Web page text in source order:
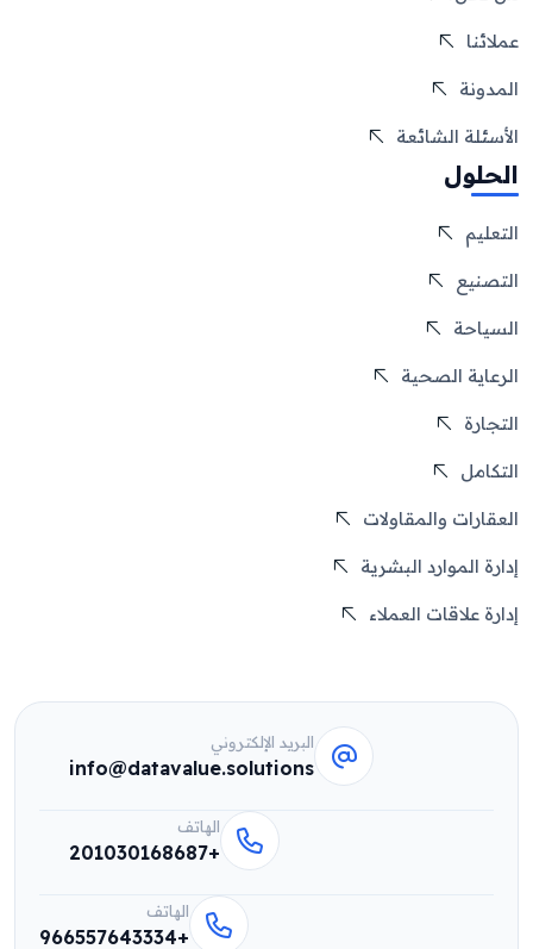
عملائنا
المدونة
الأسئلة الشائعة
الحلول
التعليم
التصنيع
السياحة
الرعاية الصحية
التجارة
التكامل
العقارات والمقاولات
إدارة الموارد البشرية
إدارة علاقات العملاء
البريد الإلكتروني
info@datavalue.solutions
الهاتف
+201030168687
الهاتف
+966557643334